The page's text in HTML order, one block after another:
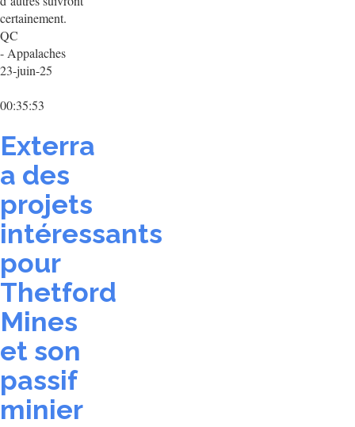
certainement.
QC
- Appalaches
23-juin-25
00:35:53
Exterra
a des
projets
intéressants
pour
Thetford
Mines
et son
passif
minier